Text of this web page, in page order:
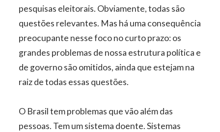
pesquisas eleitorais. Obviamente, todas são
questões relevantes. Mas há uma consequência
preocupante nesse foco no curto prazo: os
grandes problemas de nossa estrutura política e
de governo são omitidos, ainda que estejam na
raiz de todas essas questões.
O Brasil tem problemas que vão além das
pessoas. Tem um sistema doente. Sistemas